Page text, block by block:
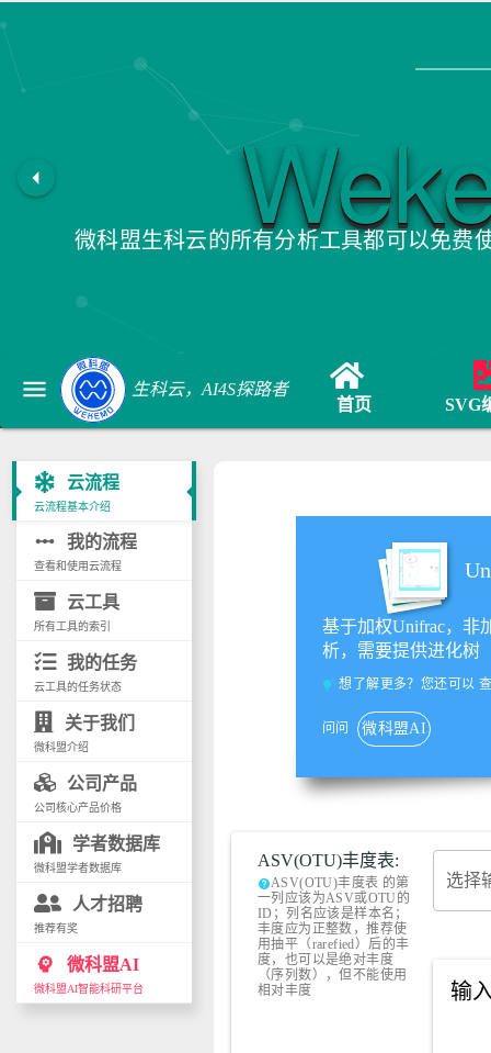
微科盟生科云的所有分析工具都可以免费
arrow_left
menu
生科云，AI4S探路者
首页
SVG
云流程
云流程基本介绍
linear_scale 我的流程
查看和使用云流程
云工具
所有工具的索引
我的任务
云工具的任务状态
关于我们
微科盟介绍
公司产品
公司核心产品价格
学者数据库
微科盟学者数据库
人才招聘
推荐有奖
psychology 微科盟AI
微科盟AI智能科研平台
基于加权Unifrac，非
析，需要提供进化树
tips_and_updates 想了解更多？您还可以
问问 微科盟AI
ASV(OTU)丰度表:
helpASV(OTU)丰度表 的第
一列应该为ASV或OTU的
ID；列名应该是样本名；
丰度应为正整数，推荐使
用抽平（rarefied）后的丰
度，也可以是绝对丰度
（序列数），但不能使用
相对丰度
选择
输